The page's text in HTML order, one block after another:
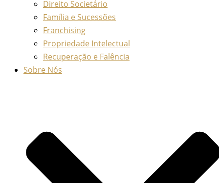
Direito Societário
Família e Sucessões
Franchising
Propriedade Intelectual
Recuperação e Falência
Sobre Nós